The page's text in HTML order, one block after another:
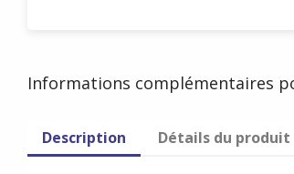
Informations complémentaires
Description Détails du produit